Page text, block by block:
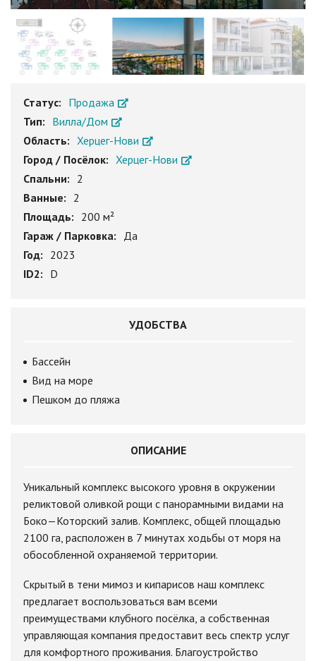
Статус: Продажа
Тип: Вилла/Дом
Область: Херцег-Нови
Город / Посёлок: Херцег-Нови
Спальни: 2
Ванные: 2
Площадь: 200 м²
Гараж / Парковка: Да
Год: 2023
ID2: D
УДОБСТВА
Бассейн
Вид на море
Пешком до пляжа
ОПИСАНИЕ
Уникальный комплекс высокого уровня в окружении
реликтовой оливкой рощи с панорамными видами на
Боко—Которский залив. Комплекс, общей площадью
2100 га, расположен в 7 минутах ходьбы от моря на
обособленной охраняемой территории.
Скрытый в тени мимоз и кипарисов наш комплекс
предлагает воспользоваться вам всеми
преимуществами клубного посёлка, а собственная
управляющая компания предоставит весь спектр услуг
для комфортного проживания. Благоустройство